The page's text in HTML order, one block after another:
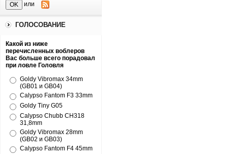
или
ГОЛОСОВАНИЕ
Какой из ниже
перечисленных воблеров
Вас больше всего порадовал
при ловле Головля
Goldy Vibromax 34mm
(GB01 и GB04)
Calypso Fantom F3 33mm
Goldy Tiny G05
Calypso Chubb CH318
31,8mm
Goldy Vibromax 28mm
(GB02 и GB03)
Calypso Fantom F4 45mm